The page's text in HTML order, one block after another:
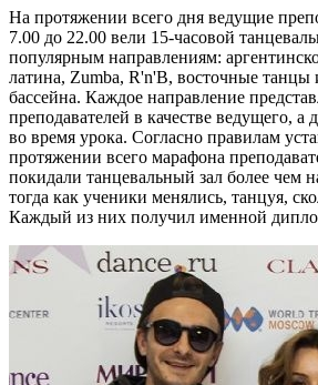
На протяжении всего дня ведущие
7.00 до 22.00 вели 15-часовой
популярным направлениям:
латина, Zumba, R'n'B, восточные танцы
бассейна. Каждое направление
преподавателей в качестве ведущего, а
во время урока. Согласно правилам
протяжении всего марафона
покидали танцевальный зал более чем
тогда как ученики менялись, танцуя,
Каждый из них получил именной